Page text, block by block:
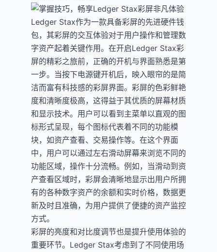
Ledger Stax作为一款具备彩屏的先进硬件钱
包，其彩屏的交互体验对于用户操作和管理数
字资产起着关键作用。在开启Ledger Stax彩
屏的精彩之旅前，正确的开机与界面熟悉是第
一步。当按下电源键开机后，映入眼帘的是简
洁而富有科技感的彩屏界面。彩屏的色彩鲜艳
度和清晰度极高，这得益于其优质的屏幕材质
和显示技术。用户可以看到主菜单以直观的图
标形式呈现，每个图标代表着不同的功能模
块，如资产查看、交易操作等。在这个界面
中，用户可以通过左右滑动屏幕来浏览不同的
功能区域，操作十分流畅。例如，当滑动到资
产查看区域时，彩屏会清晰地显示出用户所拥
有的各种数字资产的余额和实时价格，数据更
新及时且准确，为用户提供了便捷的资产监控
方式。
彩屏的亮度和对比度调节也是提升使用体验的
重要环节。Ledger Stax考虑到了不同使用场